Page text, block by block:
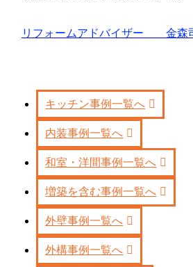
リフォームアドバイザー 金森
キッチン事例一覧へ
内装事例一覧へ
和室・洋間事例一覧へ
増築を含む事例一覧へ
外壁事例一覧へ
外構事例一覧へ